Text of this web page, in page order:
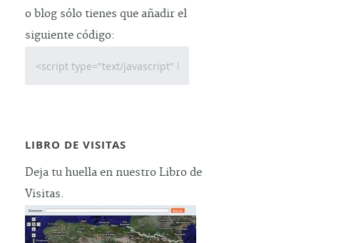
o blog sólo tienes que añadir el
siguiente código:
LIBRO DE VISITAS
Deja tu huella en nuestro Libro de
Visitas.